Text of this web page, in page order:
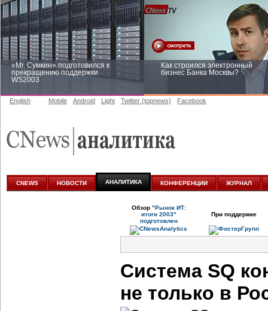
«Mr. Сумкин» подготовился к
прекращению поддержки
WS2003
Как строился электронный
бизнес Банка Москвы?
аналитике
English Mobile Android Light Twitter (topnews) Facebook
CNEWS НОВОСТИ АНАЛИТИКА КОНФЕРЕНЦИИ ЖУРНАЛ
Обзор "Рынок ИТ:
итоги 2003"
подготовлен
При поддержке
Система SQ
не только в